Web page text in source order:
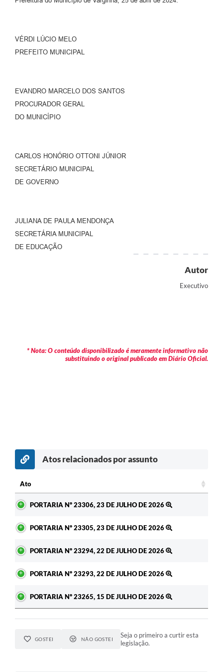
VÉRDI LÚCIO MELO
PREFEITO MUNICIPAL
EVANDRO MARCELO DOS SANTOS
PROCURADOR GERAL
DO MUNICÍPIO
CARLOS HONÓRIO OTTONI JÚNIOR
SECRETÁRIO MUNICIPAL
DE GOVERNO
JULIANA DE PAULA MENDONÇA
SECRETÁRIA MUNICIPAL
DE EDUCAÇÃO
Autor
Executivo
* Nota: O conteúdo disponibilizado é meramente informativo não
substituindo o original publicado em Diário Oficial.
Atos relacionados por assunto
Ato
PORTARIA Nº 23306, 23 DE JULHO DE 2026
PORTARIA Nº 23305, 23 DE JULHO DE 2026
PORTARIA Nº 23294, 22 DE JULHO DE 2026
PORTARIA Nº 23293, 22 DE JULHO DE 2026
PORTARIA Nº 23265, 15 DE JULHO DE 2026
GOSTEI NÃO GOSTEI
Seja o primeiro a curtir esta
legislação.